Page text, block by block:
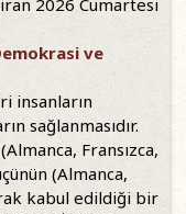
2026 Cumartesi
ve
insanların
sağlanmasıdır.
Fransızca,
(Almanca,
kabul edildiği bir